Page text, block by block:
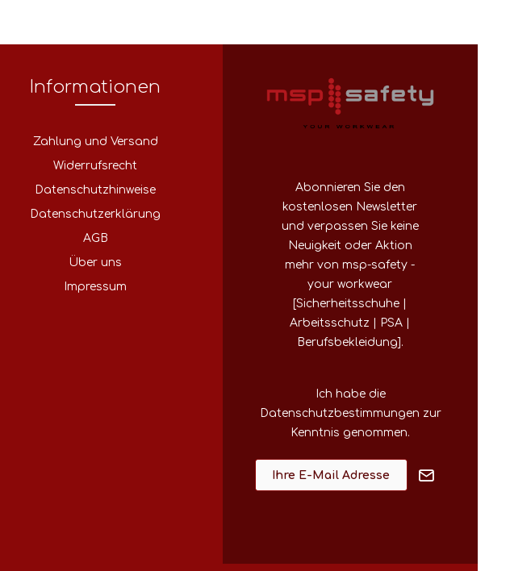
Informationen
Zahlung und Versand
Widerrufsrecht
Datenschutzhinweise
Datenschutzerklärung
AGB
Über uns
Impressum
Abonnieren Sie den
kostenlosen Newsletter
und verpassen Sie keine
Neuigkeit oder Aktion
mehr von msp-safety -
your workwear
[Sicherheitsschuhe |
Arbeitsschutz | PSA |
Berufsbekleidung].
Ich habe die
Datenschutzbestimmungen zur
Kenntnis genommen.